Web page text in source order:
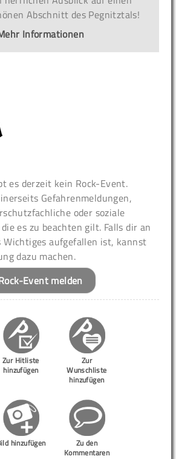
Abschnitt des Pegnitztals!
Informationen
es derzeit kein Rock-Event.
Gefahrenmeldungen,
oder soziale
es zu beachten gilt. Falls dir an
Wichtiges aufgefallen ist, kannst
dazu machen.
Event melden
Zur Hitliste
hinzufügen
Zur
Wunschliste
hinzufügen
hinzufügen
Zu den
Kommentaren